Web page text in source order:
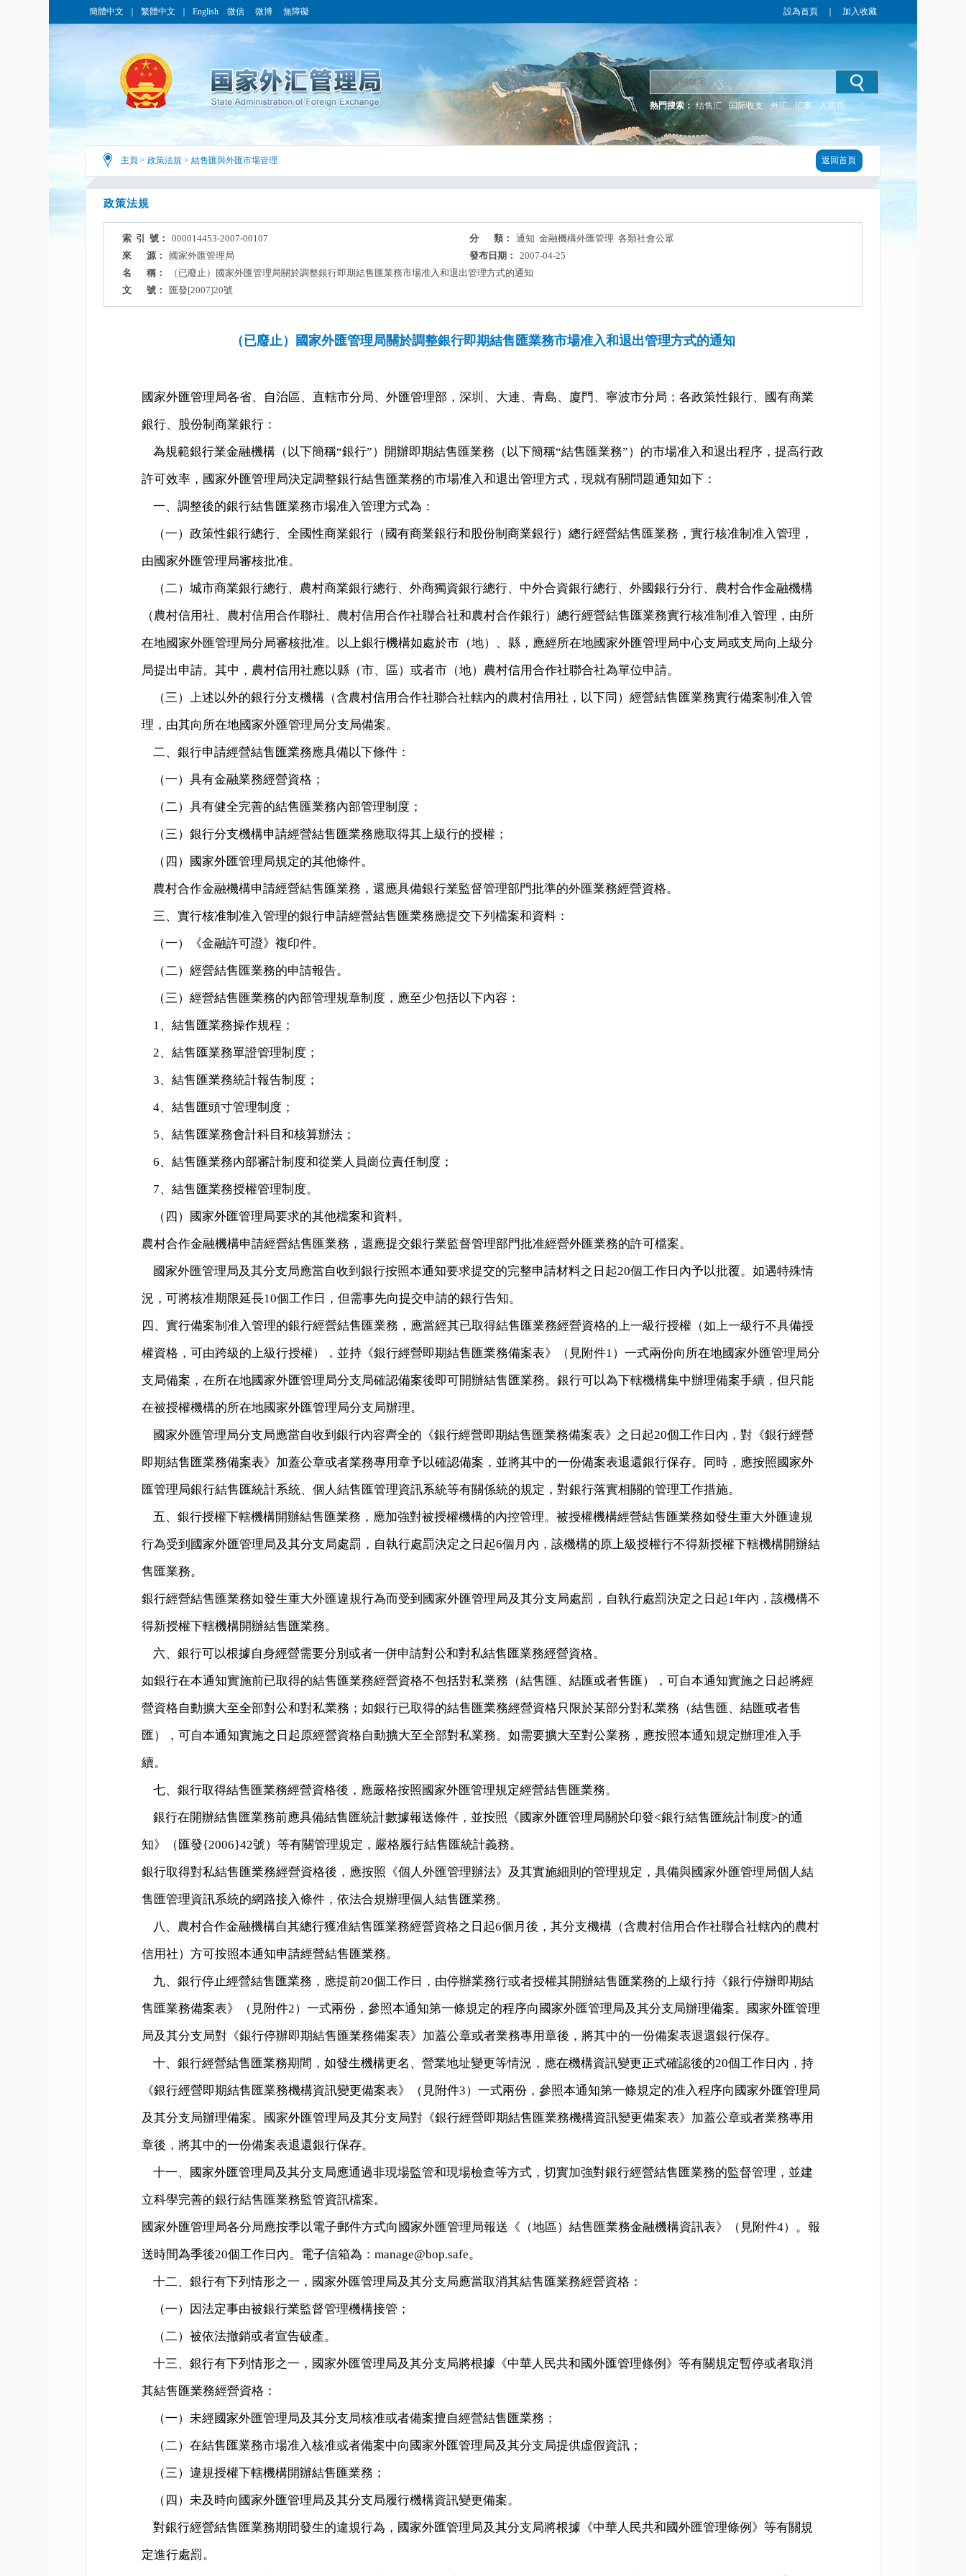
簡體中文 繁體中文 English 微信 微博 無障礙 設為首頁 加入收藏
熱門搜索： 结售汇 国际收支 外汇 汇率 人民币
主頁 > 政策法規 > 結售匯與外匯市場管理 返回首頁
政策法規
索 引 號： 000014453-2007-00107 分 類：
通知 金融機構外匯管理 各類社會公眾
來 源：
國家外匯管理局 發布日期：
2007-04-25
名 稱：
（已廢止）國家外匯管理局關於調整銀行即期結售匯業務市場准入和退出管理方式的通知
文 號：
匯發[2007]20號
（已廢止）國家外匯管理局關於調整銀行即期結售匯業務市場准入和退出管理方式的通知
國家外匯管理局各省、自治區、直轄市分局、外匯管理部，深圳、大連、青島、廈門、寧波市分局；各政策性銀行、國有商業
銀行、股份制商業銀行：
為規範銀行業金融機構（以下簡稱“銀行”）開辦即期結售匯業務（以下簡稱“結售匯業務”）的市場准入和退出程序，提高行政
許可效率，國家外匯管理局決定調整銀行結售匯業務的市場准入和退出管理方式，現就有關問題通知如下：
一、調整後的銀行結售匯業務市場准入管理方式為：
（一）政策性銀行總行、全國性商業銀行（國有商業銀行和股份制商業銀行）總行經營結售匯業務，實行核准制准入管理，
由國家外匯管理局審核批准。
（二）城市商業銀行總行、農村商業銀行總行、外商獨資銀行總行、中外合資銀行總行、外國銀行分行、農村合作金融機構
（農村信用社、農村信用合作聯社、農村信用合作社聯合社和農村合作銀行）總行經營結售匯業務實行核准制准入管理，由所
在地國家外匯管理局分局審核批准。以上銀行機構如處於市（地）、縣，應經所在地國家外匯管理局中心支局或支局向上級分
局提出申請。其中，農村信用社應以縣（市、區）或者市（地）農村信用合作社聯合社為單位申請。
（三）上述以外的銀行分支機構（含農村信用合作社聯合社轄內的農村信用社，以下同）經營結售匯業務實行備案制准入管
理，由其向所在地國家外匯管理局分支局備案。
二、銀行申請經營結售匯業務應具備以下條件：
（一）具有金融業務經營資格；
（二）具有健全完善的結售匯業務內部管理制度；
（三）銀行分支機構申請經營結售匯業務應取得其上級行的授權；
（四）國家外匯管理局規定的其他條件。
農村合作金融機構申請經營結售匯業務，還應具備銀行業監督管理部門批準的外匯業務經營資格。
三、實行核准制准入管理的銀行申請經營結售匯業務應提交下列檔案和資料：
（一）《金融許可證》複印件。
（二）經營結售匯業務的申請報告。
（三）經營結售匯業務的內部管理規章制度，應至少包括以下內容：
1、結售匯業務操作規程；
2、結售匯業務單證管理制度；
3、結售匯業務統計報告制度；
4、結售匯頭寸管理制度；
5、結售匯業務會計科目和核算辦法；
6、結售匯業務內部審計制度和從業人員崗位責任制度；
7、結售匯業務授權管理制度。
（四）國家外匯管理局要求的其他檔案和資料。
農村合作金融機構申請經營結售匯業務，還應提交銀行業監督管理部門批准經營外匯業務的許可檔案。
國家外匯管理局及其分支局應當自收到銀行按照本通知要求提交的完整申請材料之日起20個工作日內予以批覆。如遇特殊情
況，可將核准期限延長10個工作日，但需事先向提交申請的銀行告知。
四、實行備案制准入管理的銀行經營結售匯業務，應當經其已取得結售匯業務經營資格的上一級行授權（如上一級行不具備授
權資格，可由跨級的上級行授權），並持《銀行經營即期結售匯業務備案表》（見附件1）一式兩份向所在地國家外匯管理局分
支局備案，在所在地國家外匯管理局分支局確認備案後即可開辦結售匯業務。銀行可以為下轄機構集中辦理備案手續，但只能
在被授權機構的所在地國家外匯管理局分支局辦理。
國家外匯管理局分支局應當自收到銀行內容齊全的《銀行經營即期結售匯業務備案表》之日起20個工作日內，對《銀行經營
即期結售匯業務備案表》加蓋公章或者業務專用章予以確認備案，並將其中的一份備案表退還銀行保存。同時，應按照國家外
匯管理局銀行結售匯統計系統、個人結售匯管理資訊系統等有關係統的規定，對銀行落實相關的管理工作措施。
五、銀行授權下轄機構開辦結售匯業務，應加強對被授權機構的內控管理。被授權機構經營結售匯業務如發生重大外匯違規
行為受到國家外匯管理局及其分支局處罰，自執行處罰決定之日起6個月內，該機構的原上級授權行不得新授權下轄機構開辦結
售匯業務。
銀行經營結售匯業務如發生重大外匯違規行為而受到國家外匯管理局及其分支局處罰，自執行處罰決定之日起1年內，該機構不
得新授權下轄機構開辦結售匯業務。
六、銀行可以根據自身經營需要分別或者一併申請對公和對私結售匯業務經營資格。
如銀行在本通知實施前已取得的結售匯業務經營資格不包括對私業務（結售匯、結匯或者售匯），可自本通知實施之日起將經
營資格自動擴大至全部對公和對私業務；如銀行已取得的結售匯業務經營資格只限於某部分對私業務（結售匯、結匯或者售
匯），可自本通知實施之日起原經營資格自動擴大至全部對私業務。如需要擴大至對公業務，應按照本通知規定辦理准入手
續。
七、銀行取得結售匯業務經營資格後，應嚴格按照國家外匯管理規定經營結售匯業務。
銀行在開辦結售匯業務前應具備結售匯統計數據報送條件，並按照《國家外匯管理局關於印發<銀行結售匯統計制度>的通
知》（匯發{2006}42號）等有關管理規定，嚴格履行結售匯統計義務。
銀行取得對私結售匯業務經營資格後，應按照《個人外匯管理辦法》及其實施細則的管理規定，具備與國家外匯管理局個人結
售匯管理資訊系統的網路接入條件，依法合規辦理個人結售匯業務。
八、農村合作金融機構自其總行獲准結售匯業務經營資格之日起6個月後，其分支機構（含農村信用合作社聯合社轄內的農村
信用社）方可按照本通知申請經營結售匯業務。
九、銀行停止經營結售匯業務，應提前20個工作日，由停辦業務行或者授權其開辦結售匯業務的上級行持《銀行停辦即期結
售匯業務備案表》（見附件2）一式兩份，參照本通知第一條規定的程序向國家外匯管理局及其分支局辦理備案。國家外匯管理
局及其分支局對《銀行停辦即期結售匯業務備案表》加蓋公章或者業務專用章後，將其中的一份備案表退還銀行保存。
十、銀行經營結售匯業務期間，如發生機構更名、營業地址變更等情況，應在機構資訊變更正式確認後的20個工作日內，持
《銀行經營即期結售匯業務機構資訊變更備案表》（見附件3）一式兩份，參照本通知第一條規定的准入程序向國家外匯管理局
及其分支局辦理備案。國家外匯管理局及其分支局對《銀行經營即期結售匯業務機構資訊變更備案表》加蓋公章或者業務專用
章後，將其中的一份備案表退還銀行保存。
十一、國家外匯管理局及其分支局應通過非現場監管和現場檢查等方式，切實加強對銀行經營結售匯業務的監督管理，並建
立科學完善的銀行結售匯業務監管資訊檔案。
國家外匯管理局各分局應按季以電子郵件方式向國家外匯管理局報送《（地區）結售匯業務金融機構資訊表》（見附件4）。報
送時間為季後20個工作日內。電子信箱為：manage@bop.safe。
十二、銀行有下列情形之一，國家外匯管理局及其分支局應當取消其結售匯業務經營資格：
（一）因法定事由被銀行業監督管理機構接管；
（二）被依法撤銷或者宣告破產。
十三、銀行有下列情形之一，國家外匯管理局及其分支局將根據《中華人民共和國外匯管理條例》等有關規定暫停或者取消
其結售匯業務經營資格：
（一）未經國家外匯管理局及其分支局核准或者備案擅自經營結售匯業務；
（二）在結售匯業務市場准入核准或者備案中向國家外匯管理局及其分支局提供虛假資訊；
（三）違規授權下轄機構開辦結售匯業務；
（四）未及時向國家外匯管理局及其分支局履行機構資訊變更備案。
對銀行經營結售匯業務期間發生的違規行為，國家外匯管理局及其分支局將根據《中華人民共和國外匯管理條例》等有關規
定進行處罰。